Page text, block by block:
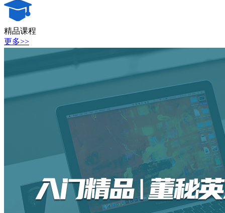
精品课程
更多>>